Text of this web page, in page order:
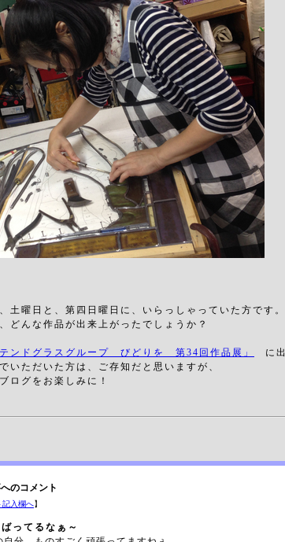
土曜日と、第四日曜日に、いらっしゃっていた方です。
どんな作品が出来上がったでしょうか？
テンドグラスグループ びどりを 第34回作品展」
に出
いただいた方は、ご存知だと思いますが、
ログをお楽しみに！
のコメント
記入欄へ】
ってるなぁ～